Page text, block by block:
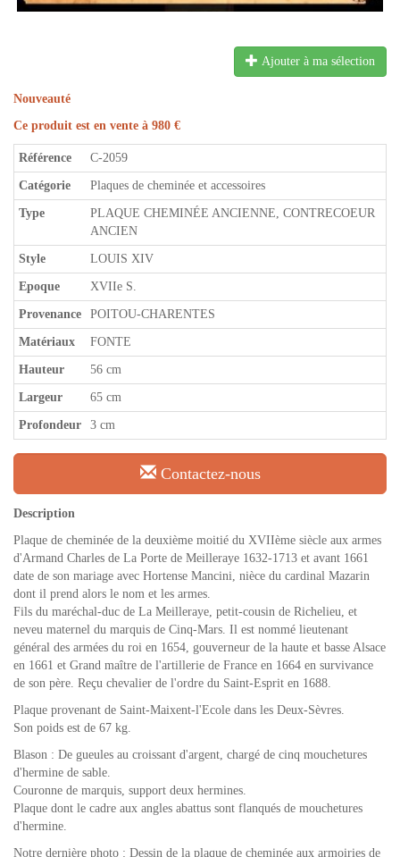
Ajouter à ma sélection
Nouveauté
Ce produit est en vente à 980 €
Référence C-2059
Catégorie Plaques de cheminée et accessoires
Type
PLAQUE CHEMINÉE ANCIENNE, CONTRECOEUR
ANCIEN
Style LOUIS XIV
Epoque XVIIe S.
Provenance POITOU-CHARENTES
Matériaux FONTE
Hauteur 56 cm
Largeur 65 cm
Profondeur 3 cm
Contactez-nous
Description
Plaque de cheminée de la deuxième moitié du XVIIème siècle aux armes
d'Armand Charles de La Porte de Meilleraye 1632-1713 et avant 1661
date de son mariage avec Hortense Mancini, nièce du cardinal Mazarin
dont il prend alors le nom et les armes.
Fils du maréchal-duc de La Meilleraye, petit-cousin de Richelieu, et
neveu maternel du marquis de Cinq-Mars. Il est nommé lieutenant
général des armées du roi en 1654, gouverneur de la haute et basse Alsace
en 1661 et Grand maître de l'artillerie de France en 1664 en survivance
de son père. Reçu chevalier de l'ordre du Saint-Esprit en 1688.
Plaque provenant de Saint-Maixent-l'Ecole dans les Deux-Sèvres.
Son poids est de 67 kg.
Blason : De gueules au croissant d'argent, chargé de cinq mouchetures
d'hermine de sable.
Couronne de marquis, support deux hermines.
Plaque dont le cadre aux angles abattus sont flanqués de mouchetures
d'hermine.
Notre dernière photo : Dessin de la plaque de cheminée aux armoiries de